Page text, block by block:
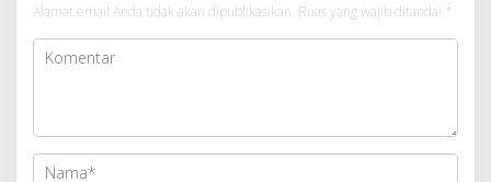
Alamat email Anda tidak akan dipublikasikan. Ruas yang wajib ditandai *